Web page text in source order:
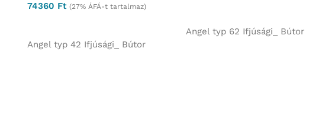
74360 Ft (27% ÁFÁ-t tartalmaz)
Angel typ 42 Ifjúsági_ Bútor
Angel typ 62 Ifjúsági_ Bútor